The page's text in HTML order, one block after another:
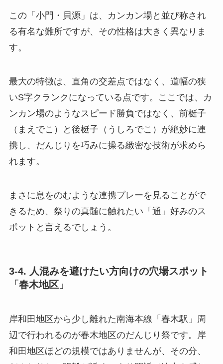
この「小門・貝源」は、カンカン場と並び称され
る有名な難所ですが、その性格は大きく異なりま
す。
最大の特徴は、直角の交差点ではなく、道幅の狭
いS字クランクになっている点です。ここでは、カ
ンカン場のようなスピード勝負ではなく、前梃子
（まえでこ）と後梃子（うしろでこ）が絶妙に連
携し、だんじりを巧みに操る緻密な技術が求めら
れます。
まさに息をのむような連携プレーを見ることがで
きるため、祭りの真髄に触れたい「通」好みのス
ポットと言えるでしょう。
3-4. 人混みを避けたい方向けの穴場スポット
「春木地区」
岸和田地区から少し離れた南海本線「春木駅」周
辺で行われるのが春木地区のだんじり祭です。岸
和田地区ほどの規模ではありませんが、その分、